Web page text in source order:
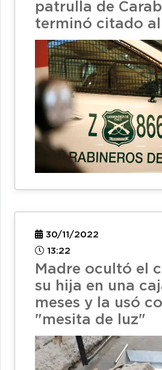
patrulla de
terminó citado
30/11/2022
13:22
Madre ocultó el
su hija en una
meses y la usó
"mesita de luz"